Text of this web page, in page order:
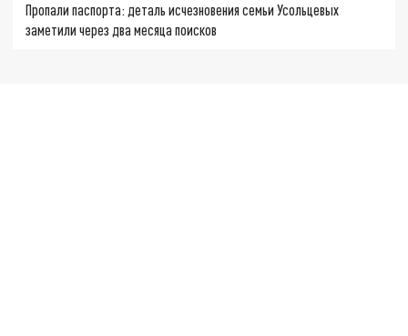
Пропали паспорта: деталь исчезновения семьи Усольцевых
заметили через два месяца поисков